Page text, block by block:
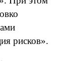
рисков».